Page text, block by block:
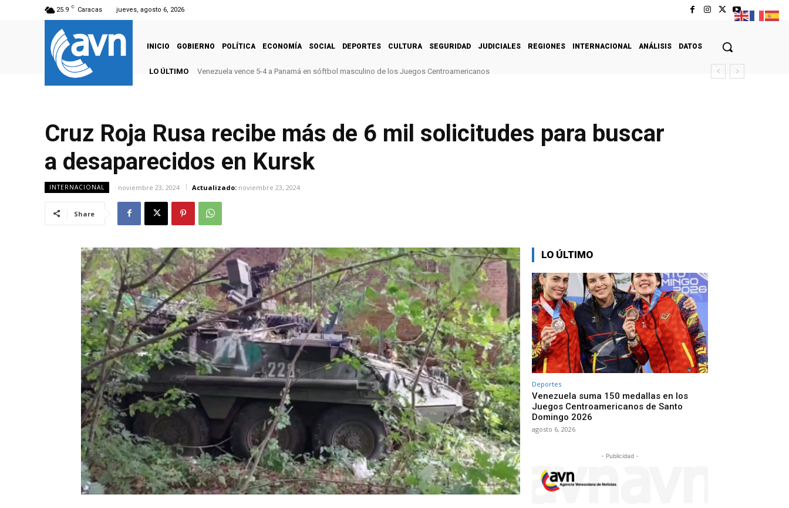
25.9 C Caracas jueves, agosto 6, 2026
INICIO GOBIERNO POLÍTICA ECONOMÍA SOCIAL DEPORTES CULTURA SEGURIDAD JUDICIALES REGIONES INTERNACIONAL ANÁLISIS DATOS
LO ÚLTIMO Venezuela vence 5-4 a Panamá en sóftbol masculino de los Juegos Centroamericanos
Cruz Roja Rusa recibe más de 6 mil solicitudes para buscar
a desaparecidos en Kursk
INTERNACIONAL noviembre 23, 2024 Actualizado: noviembre 23, 2024
Share
LO ÚLTIMO
Deportes
Venezuela suma 150 medallas en los
Juegos Centroamericanos de Santo
Domingo 2026
agosto 6, 2026
- Publicidad -